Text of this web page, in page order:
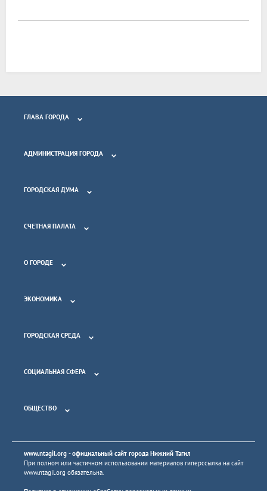
ГЛАВА ГОРОДА
АДМИНИСТРАЦИЯ ГОРОДА
ГОРОДСКАЯ ДУМА
СЧЕТНАЯ ПАЛАТА
О ГОРОДЕ
ЭКОНОМИКА
ГОРОДСКАЯ СРЕДА
СОЦИАЛЬНАЯ СФЕРА
ОБЩЕСТВО
www.ntagil.org - официальный сайт города Нижний Тагил
При полном или частичном использовании материалов гиперссылка на сайт
www.ntagil.org обязательна.